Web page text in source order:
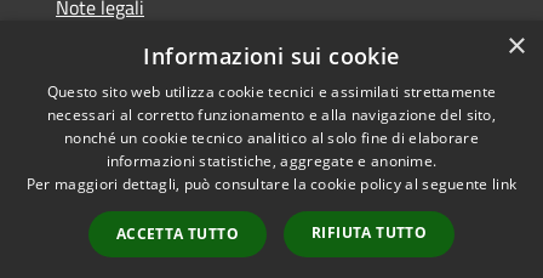
Note legali
Dichiarazione di accessibilità
Accessibilità
Copyright © 2026 • Comune di
Piano di Sorrento • Powered by
Municipium•
Accesso
redazione
×
Informazioni sui cookie
Questo sito web utilizza cookie tecnici e assimilati strettamente
necessari al corretto funzionamento e alla navigazione del sito,
nonché un cookie tecnico analitico al solo fine di elaborare
informazioni statistiche, aggregate e anonime.
Per maggiori dettagli, può consultare la cookie policy al seguente link
ACCETTA TUTTO RIFIUTA TUTTO